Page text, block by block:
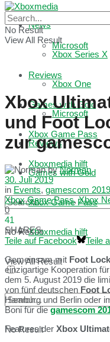
Microsoft
Reviews
Games with Gold
Xbox Game Pass
Xboxmedia hilft
No Result
View All Result
News
Xbox Series X
Xbox One
Microsoft
Reviews
Games with Gold
Xbox Game Pass
Xboxmedia hilft
No Result
No Result
View All Result
Xbox
und Foot
zur
by Norman
30. Juli 2019
in Events, gamescom 2019
Xbox Game Pass,Xbox
0
41
SHARES
Teile auf Facebook
Teile
Gemeinsam mit Foot
einzigartige Kooperation
dem 5. August 2019 die
von fünf deutschen Foot
Hamburg und Berlin oder
Boni für diegamescom
Features der Xbox